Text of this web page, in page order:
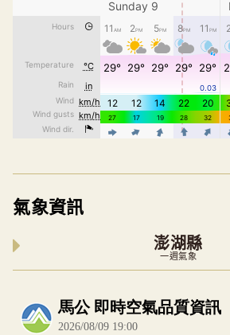
氣象資訊
澎湖縣
一週氣象
內嵌空氣品質小工具為視覺